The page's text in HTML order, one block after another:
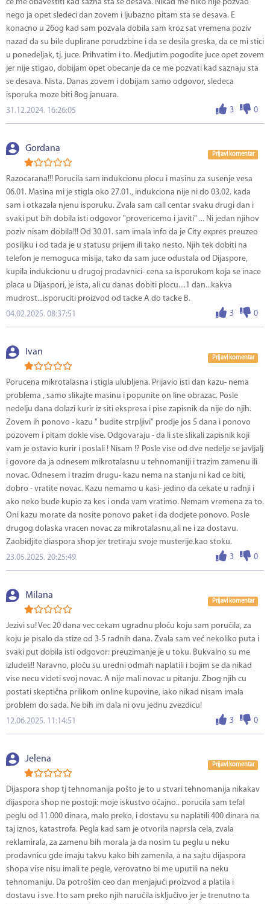
ce me obavestiti kad sazna sta se desava. Nikad me niko nije pozvao
nego ja opet sledeci dan zovem i ljubazno pitam sta se desava. E
konacno u 26og kad sam pozvala dobila sam kroz sat vremena poziv
nazad da su bile duplirane porudzbine i da se desila greska, da ce mi stici
u ponedeljak, tj. juce. Prihvatim i to. Medjutim pogodite juce opet zovem
jer nije stigao, dobijam opet obecanje da ce me pozvati kad saznaju sta
se desava. Nista. Danas zovem i dobijam samo odgovor, sledeca
isporuka moze biti 8og januara.
3
0
31.12.2024. 16:26:05
Gordana
Prijavi komentar
Razocarana!!! Porucila sam indukcionu plocu i masinu za susenje vesa
06.01. Masina mi je stigla oko 27.01., indukciona nije ni do 03.02. kada
sam i otkazala njenu isporuku. Zvala sam call centar svaku drugi dan i
svaki put bih dobila isti odgovor "provericemo i javiti" ... Ni jedan njihov
poziv nisam dobila!!! Od 30.01. sam imala info da je City expres preuzeo
posiljku i od tada je u statusu prijem ili tako nesto. Njih tek dobiti na
telefon je nemoguca misija, tako da sam juce odustala od Dijaspore,
kupila indukcionu u drugoj prodavnici- cena sa isporukom koja se inace
placa u Dijaspori, je ista, ali cu danas dobiti plocu....1 dan...kakva
mudrost...isporuciti proizvod od tacke A do tacke B.
3
0
04.02.2025. 08:37:51
Ivan
Prijavi komentar
Porucena mikrotalasna i stigla ulubljena. Prijavio isti dan kazu- nema
problema , samo slikajte masinu i popunite on line obrazac. Posle
nedelju dana dolazi kurir iz siti ekspresa i pise zapisnik da nije do njih.
Zovem ih ponovo - kazu " budite strpljivi" prodje jos 5 dana i ponovo
pozovem i pitam dokle vise. Odgovaraju - da li ste slikali zapisnik koji
vam je ostavio kurir i poslali ! Nisam !? Posle vise od dve nedelje se javljalj
i govore da ja odnesem mikrotalasnu u tehnomaniji i trazim zamenu ili
novac. Odnesem i trazim drugu- kazu nema na stanju ni kad ce biti,
dobro - vratite novac. Kazu nemamo u kasi- jedino da cekate u radnji i
ako neko bude kupio za kes i onda vam vratimo. Nemam vremena za to.
Oni kazu morate da nosite ponovo paket i da dodjete ponovo. Posle
drugog dolaska vracen novac za mikrotalasnu,ali ne i za dostavu.
Zaobidjite diaspora shop jer tretiraju svoje musterije.kao stoku.
3
0
23.05.2025. 20:25:49
Milana
Prijavi komentar
Jezivi su! Vec 20 dana vec cekam ugradnu ploču koju sam poručila, za
koju je pisalo da stize od 3-5 radnih dana. Zvala sam već nekoliko puta i
svaki put dobila isti odgovor: preuzimanje je u toku. Bukvalno su me
izludeli!! Naravno, ploču su uredni odmah naplatili i bojim se da nikad
vise necu videti svoj novac. A nije mali novac u pitanju. Zbog njih cu
postati skeptična prilikom online kupovine, iako nikad nisam imala
problem do sada. Ne bih im dala ni ovu jednu zvezdicu!
3
0
12.06.2025. 11:14:51
Jelena
Prijavi komentar
Dijaspora shop tj tehnomanija pošto je to u stvari tehnomanija nikakav
dijaspora shop ne postoji: moje iskustvo očajno.. porucila sam tefal
peglu od 11.000 dinara, malo preko, i dostavu su naplatili 400 dinara na
taj iznos, katastrofa. Pegla kad sam je otvorila naprsla cela, zvala
reklamirala, za zamenu bih morala ja da nosim tu peglu u neku
prodavnicu gde imaju takvu kako bih zamenila, a na sajtu dijaspora
shopa vise nisu imali te pegle, verovatno bi me uputili na neku
tehnomaniju. Da potrošim ceo dan menjajući proizvod a platila i
dostavu i sve. I to sam preko njih naručila isključivo jer je trenutno ta